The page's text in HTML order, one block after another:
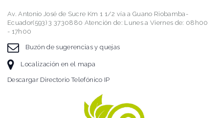
Av. Antonio José de Sucre Km 1 1/2 vía a Guano Riobamba-
Ecuador(593) 3 3730880 Atención de: Lunes a Viernes de: 08h00
- 17h00
Buzón de sugerencias y quejas
Localización en el mapa
Descargar Directorio Telefónico IP